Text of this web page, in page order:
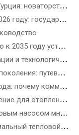
SPRSUN на выставке ISK-SODEX 2025 Турция: новаторство в будущем экологически чистой энергетики с помощью инновационной технологии тепловых насосов
Рынок тепловых насосов Франции в 2026 году: государственные стимулы, правила установки и возможности для бизнеса
Правительство Южной Кореи намерено к 2035 году установить 3,5 миллиона тепловых насосов – как выбрать лучший тепловой насос в зависимости от типа здания
Будущее энергетики: новейшие инновации и технологические решения в области возобновляемых источников энергии
Продукты для чистой энергии нового поколения: путеводитель по новейшим ветроэнергетическим, прецизионным солнечным и возобновляемым источникам энергии
Сокращение затрат и выбросов углерода: почему коммерческие тепловые насосы R290 ATW — это будущее энергоэффективных зданий
Heat PRO – Как интеллектуальное решение для отопления SPRSUN облегчает жизнь
Какой размер водонагревателя с тепловым насосом мне нужен?
Лучший и самый эффективный геотермальный тепловой насос